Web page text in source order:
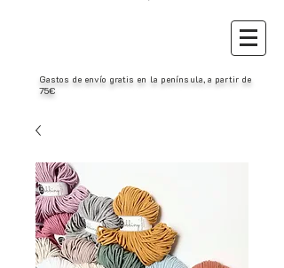
Gastos de envío gratis en la península, a partir de
75€